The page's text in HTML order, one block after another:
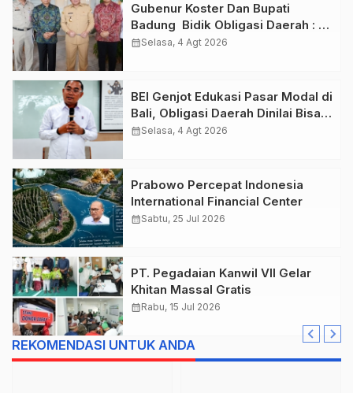
Gubenur Koster Dan Bupati
Badung Bidik Obligasi Daerah :
Gaspol Bangun Infrastruktur
calendar_monthSelasa, 4 Agt 2026
BEI Genjot Edukasi Pasar Modal di
Bali, Obligasi Daerah Dinilai Bisa
Jadi Mesin Percepatan
calendar_monthSelasa, 4 Agt 2026
Prabowo Percepat Indonesia
International Financial Center
calendar_monthSabtu, 25 Jul 2026
PT. Pegadaian Kanwil VII Gelar
Khitan Massal Gratis
calendar_monthRabu, 15 Jul 2026
REKOMENDASI UNTUK ANDA